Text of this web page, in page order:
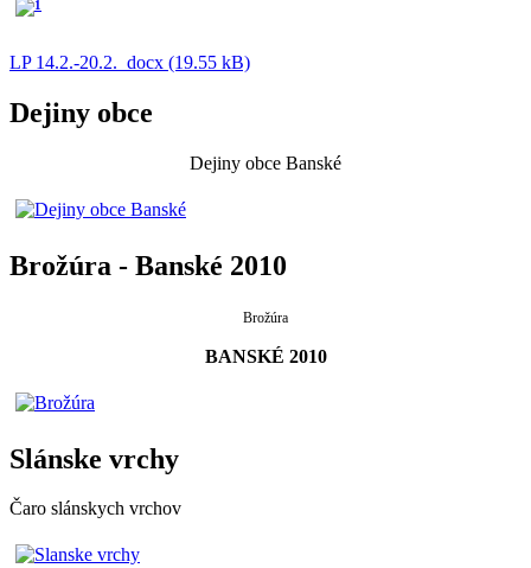
LP 14.2.-20.2._docx (19.55 kB)
Dejiny obce
Dejiny obce Banské
Brožúra - Banské 2010
Brožúra
BANSKÉ 2010
Slánske vrchy
Čaro slánskych vrchov